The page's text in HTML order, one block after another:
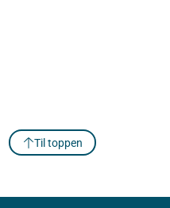
Til toppen